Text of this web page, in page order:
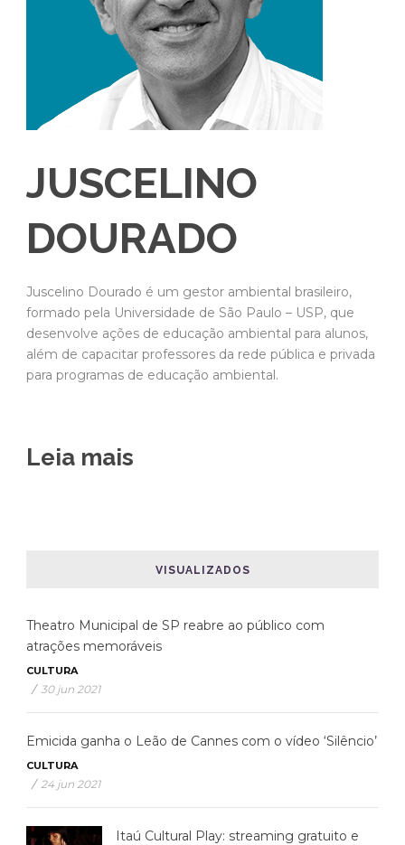
JUSCELINO
DOURADO
Juscelino Dourado é um gestor ambiental brasileiro,
formado pela Universidade de São Paulo – USP, que
desenvolve ações de educação ambiental para alunos,
além de capacitar professores da rede pública e privada
para programas de educação ambiental.
Leia mais
VISUALIZADOS
Theatro Municipal de SP reabre ao público com
atrações memoráveis
CULTURA
/ 30 jun 2021
Emicida ganha o Leão de Cannes com o vídeo ‘Silêncio’
CULTURA
/ 24 jun 2021
Itaú Cultural Play: streaming gratuito e